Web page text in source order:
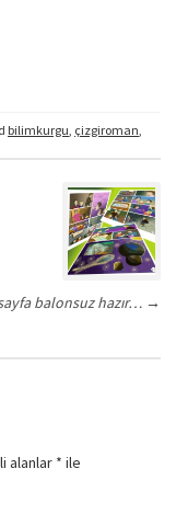
bilimkurgu, çizgiroman,
balonsuz hazır… →
alanlar * ile